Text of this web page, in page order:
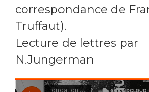
correspondance de
Truffaut).
Lecture de lettres par
N.Jungerman